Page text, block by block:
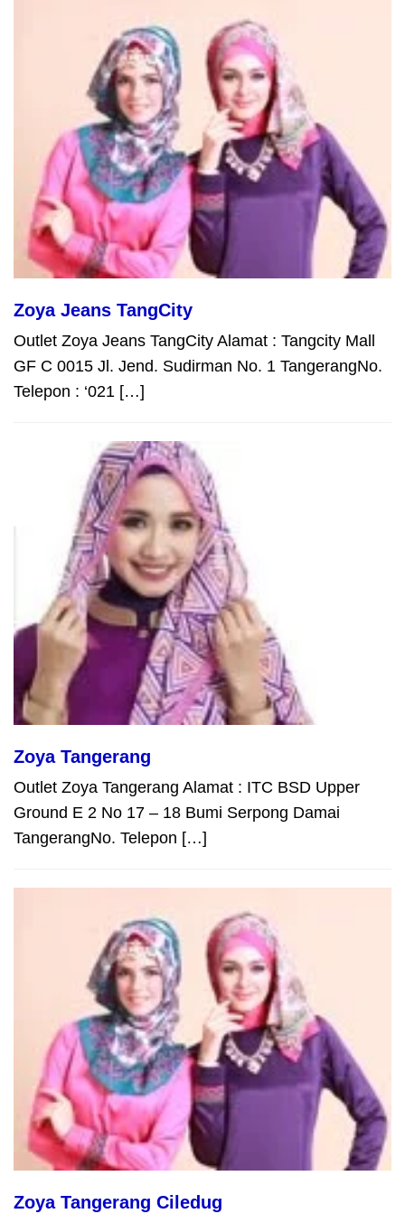
Zoya Jeans TangCity
Outlet Zoya Jeans TangCity Alamat : Tangcity Mall
GF C 0015 Jl. Jend. Sudirman No. 1 TangerangNo.
Telepon : ‘021 […]
Zoya Tangerang
Outlet Zoya Tangerang Alamat : ITC BSD Upper
Ground E 2 No 17 – 18 Bumi Serpong Damai
TangerangNo. Telepon […]
Zoya Tangerang Ciledug